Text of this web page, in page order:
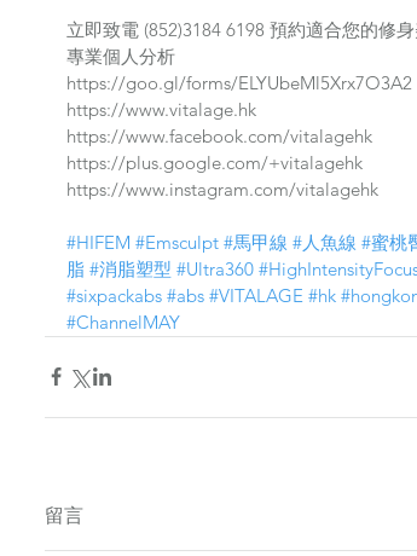
立即致電 (852)3184 6198 預約適合您的修
專業個人分析
https://goo.gl/forms/ELYUbeMl5Xrx7O3A2
https://www.vitalage.hk
https://www.facebook.com/vitalagehk
https://plus.google.com/+vitalagehk
https://www.instagram.com/vitalagehk
#HIFEM #Emsculpt #馬甲線 #人魚線 #蜜桃
脂 #消脂塑型 #Ultra360
#sixpackabs #abs #VITALAGE #hk
#ChannelMAY
留言